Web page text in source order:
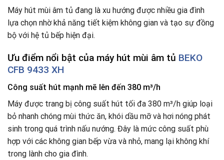
Máy hút mùi âm tủ đang là xu hướng được nhiều gia đình
lựa chọn nhờ khả năng tiết kiệm không gian và tạo sự đồng
bộ với hệ tủ bếp hiện đại.
Ưu điểm nổi bật của máy hút mùi âm tủ BEKO
CFB 9433 XH
Công suất hút mạnh mẽ lên đến 380 m³/h
Máy được trang bị công suất hút tối đa 380 m³/h giúp loại
bỏ nhanh chóng mùi thức ăn, khói dầu mỡ và hơi nóng phát
sinh trong quá trình nấu nướng. Đây là mức công suất phù
hợp với các không gian bếp vừa và nhỏ, mang lại không khí
trong lành cho gia đình.